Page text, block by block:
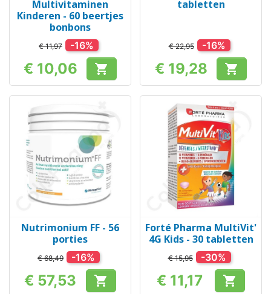
Multivitaminen
Kinderen - 60 beertjes
bonbons
€ 11,97 -16%
Prijs
€ 10,06 
tabletten
€ 22,95 -16%
Prijs
€ 19,28 
Nutrimonium FF - 56
porties
€ 68,49 -16%
Prijs
€ 57,53 
Forté Pharma MultiVit'
4G Kids - 30 tabletten
€ 15,95 -30%
Prijs
€ 11,17 